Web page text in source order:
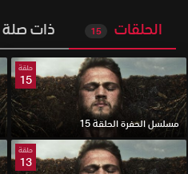
الحلقات 15 ذات صلة
حلقة
15
مسلسل الحفرة الحلقة 15
حلقة
13